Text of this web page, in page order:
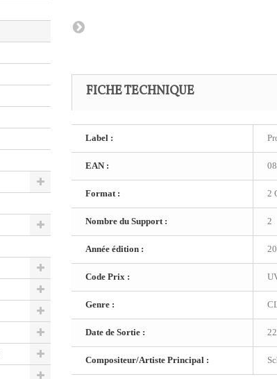
FICHE TECHNIQUE
Label :
EAN :
Format : 2
Nombre du Support : 2
Année édition :
Code Prix :
Genre :
Date de Sortie :
Compositeur/Artiste Principal :